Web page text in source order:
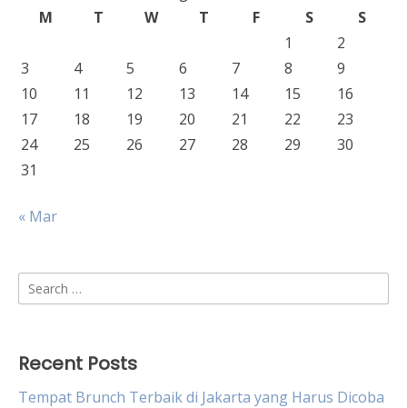
M
T W T F S
S
1
2
3
4 5 6 7 8
9
10
11 12 13 14 15
16
17
18 19 20 21 22
23
24
25 26 27 28 29
30
31
« Mar
Search
for:
Recent Posts
Tempat Brunch Terbaik di Jakarta yang Harus Dicoba